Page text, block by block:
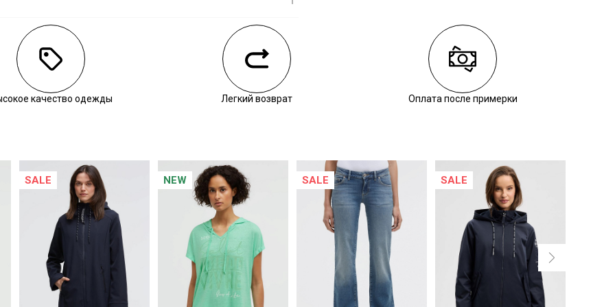
нам, чтобы уточнить наличие.
качество одежды Легкий возврат Оплата после примерки
SALE NEW SALE SALE